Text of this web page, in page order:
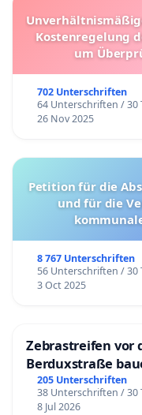
Kostenregelung
um
702 Unterschriften
64 Unterschriften / 30
26 Nov 2025
Petition für die Abschaffung der Tötungsstationen
und für die
8 767 Unterschriften
56 Unterschriften / 30
3 Oct 2025
Zebrastreifen vor
Berduxstraße
205 Unterschriften
38 Unterschriften / 30
8 Jul 2026